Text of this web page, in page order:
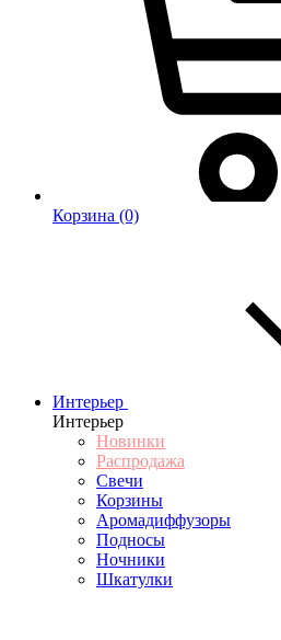
Корзина (0)
Интерьер
Интерьер
Новинки
Распродажа
Свечи
Корзины
Аромадиффузоры
Подносы
Ночники
Шкатулки